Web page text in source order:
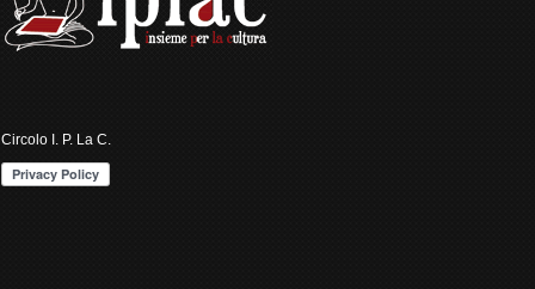
Circolo I. P. La C.